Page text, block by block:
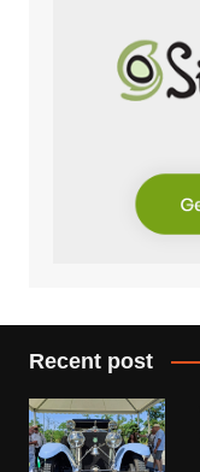
Recent post